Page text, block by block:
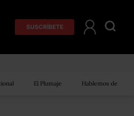
SUSCRÍBETE
El Plumaje Hablemos de